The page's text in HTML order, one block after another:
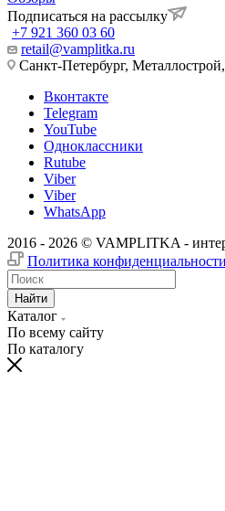
Подписаться на рассылку
+7 921 360 03 60
retail@vamplitka.ru
Санкт-Петербург,
Вконтакте
Telegram
YouTube
Одноклассники
Rutube
Viber
Viber
WhatsApp
2016 - 2026 © VAMPLITKA -
Политика конфиденциальности
Найти
Каталог
По всему сайту
По каталогу